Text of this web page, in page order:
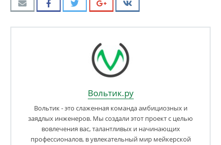
Вольтик.ру
Вольтик - это слаженная команда амбициозных и
заядлых инженеров. Мы создали этот проект с целью
вовлечения вас, талантливых и начинающих
профессионалов, в увлекательный мир мейкерской